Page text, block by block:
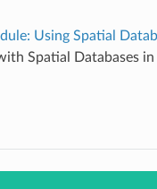
Using Spatial
Spatial Databases in